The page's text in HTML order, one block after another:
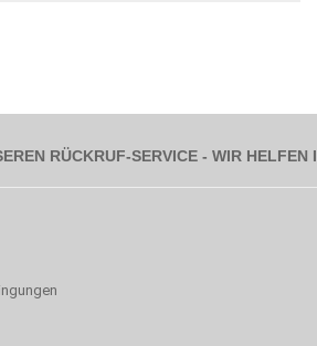
RÜCKRUF-SERVICE - WIR